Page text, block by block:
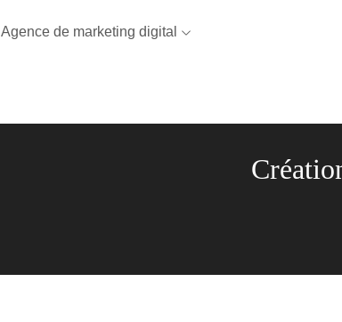
Agence de marketing digital